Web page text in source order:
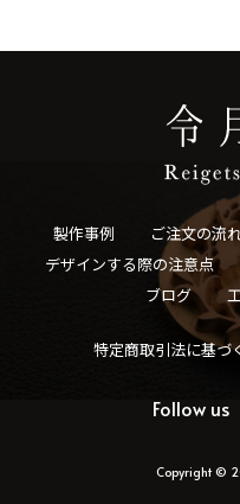
製作事例 ご注文の流
デザインする際の注意点
ブログ
特定商取引法に基づ
Follow us
Copyright ©